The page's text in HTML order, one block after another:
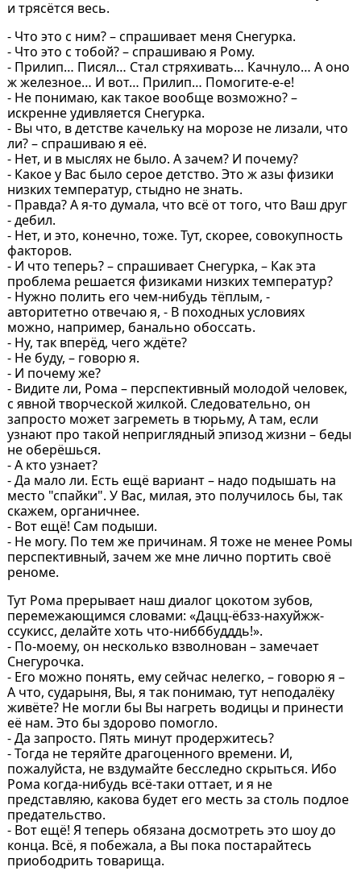
и трясётся весь.
- Что это с ним? – спрашивает меня Снегурка.
- Что это с тобой? – спрашиваю я Рому.
- Прилип… Писял… Стал стряхивать… Качнуло… А оно
ж железное… И вот… Прилип… Помогите-е-е!
- Не понимаю, как такое вообще возможно? –
искренне удивляется Снегурка.
- Вы что, в детстве качельку на морозе не лизали, что
ли? – спрашиваю я её.
- Нет, и в мыслях не было. А зачем? И почему?
- Какое у Вас было серое детство. Это ж азы физики
низких температур, стыдно не знать.
- Правда? А я-то думала, что всё от того, что Ваш друг
- дебил.
- Нет, и это, конечно, тоже. Тут, скорее, совокупность
факторов.
- И что теперь? – спрашивает Снегурка, – Как эта
проблема решается физиками низких температур?
- Нужно полить его чем-нибудь тёплым, -
авторитетно отвечаю я, - В походных условиях
можно, например, банально обоссать.
- Ну, так вперёд, чего ждёте?
- Не буду, – говорю я.
- И почему же?
- Видите ли, Рома – перспективный молодой человек,
с явной творческой жилкой. Следовательно, он
запросто может загреметь в тюрьму, А там, если
узнают про такой неприглядный эпизод жизни – беды
не оберёшься.
- А кто узнает?
- Да мало ли. Есть ещё вариант – надо подышать на
место "спайки". У Вас, милая, это получилось бы, так
скажем, органичнее.
- Вот ещё! Сам подыши.
- Не могу. По тем же причинам. Я тоже не менее Ромы
перспективный, зачем же мне лично портить своё
реноме.
Тут Рома прерывает наш диалог цокотом зубов,
перемежающимся словами: «Дацц-ёбзз-нахуйжж-
ссукисс, делайте хоть что-нибббудддь!».
- По-моему, он несколько взволнован – замечает
Снегурочка.
- Его можно понять, ему сейчас нелегко, – говорю я –
А что, сударыня, Вы, я так понимаю, тут неподалёку
живёте? Не могли бы Вы нагреть водицы и принести
её нам. Это бы здорово помогло.
- Да запросто. Пять минут продержитесь?
- Тогда не теряйте драгоценного времени. И,
пожалуйста, не вздумайте бесследно скрыться. Ибо
Рома когда-нибудь всё-таки оттает, и я не
представляю, какова будет его месть за столь подлое
предательство.
- Вот ещё! Я теперь обязана досмотреть это шоу до
конца. Всё, я побежала, а Вы пока постарайтесь
приободрить товарища.